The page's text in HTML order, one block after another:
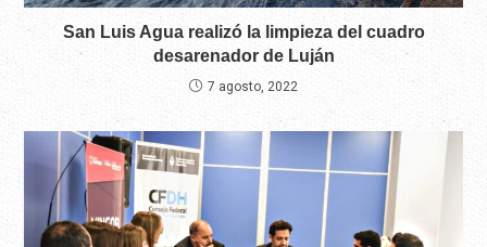
San Luis Agua realizó la limpieza del cuadro
desarenador de Luján
7 agosto, 2022